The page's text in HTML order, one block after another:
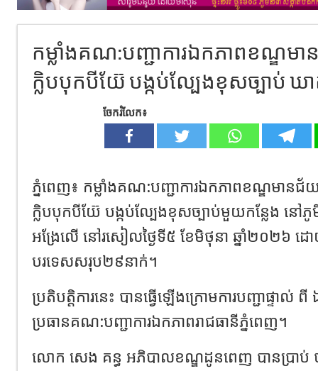
កម្លាំងគណ:បញ្ជាការឯកភាពខណ្ឌមា
ក្លិបបុកបីយ៊ែ បង្កប់ល្បែងខុសច្បាប់ ឃ
ចែករំលែក៖
ភ្នំពេញ៖ កម្លាំងគណ:បញ្ជាការឯកភាពខណ្ឌមានជ័យ
ក្លិបបុកបីយ៊ែ បង្កប់ល្បែងខុសច្បាប់មួយកន្លែង នៅភូ
អង្រែលើ នៅរសៀលថ្ងៃទី៥ ខែមិថុនា ឆ្នាំ២០២៦ ដ
បរទេសសរុប២៩នាក់។
ប្រតិបត្តិការនេះ បានធ្វើឡើងក្រោមការបញ្ជាផ្ទា
ប្រធានគណ:បញ្ជាការឯកភាពរាជធានីភ្នំពេញ។
លោក សេង គន្ធ អភិបាលខណ្ឌដូនពេញ បានប្រាប់